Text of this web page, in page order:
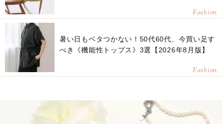
Fashion
暑い日もベタつかない！50代60代、今買い足す
べき《機能性トップス》3選【2026年8月版】
Fashion